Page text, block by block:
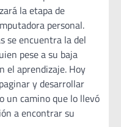
la etapa de
personal.
se encuentra la del
pese a su baja
el aprendizaje. Hoy
y desarrollar
un camino que lo llevó
a encontrar su